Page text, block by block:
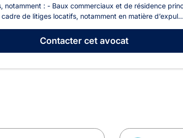
notamment : - Baux commerciaux et de résidence
de litiges locatifs, notamment en matière d’expul...
Contactercet avocat